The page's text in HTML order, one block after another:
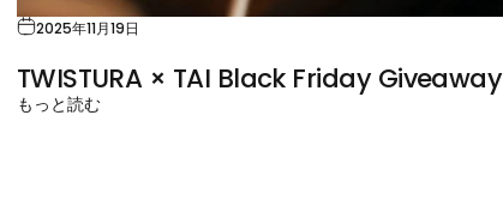
2025年11月19日
TWISTURA × TAI Black Friday Giveaway
もっと読む